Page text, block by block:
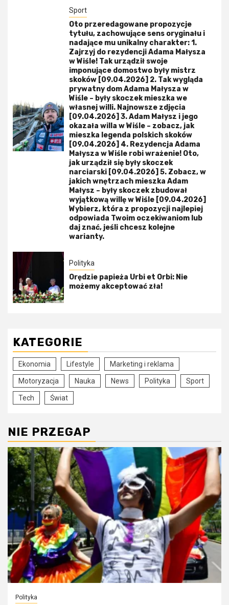
Sport
Oto przeredagowane propozycje
tytułu, zachowujące sens oryginału i
nadające mu unikalny charakter: 1.
Zajrzyj do rezydencji Adama Małysza
w Wiśle! Tak urządził swoje
imponujące domostwo były mistrz
skoków [09.04.2026] 2. Tak wygląda
prywatny dom Adama Małysza w
Wiśle – były skoczek mieszka we
własnej willi. Najnowsze zdjęcia
[09.04.2026] 3. Adam Małysz i jego
okazała willa w Wiśle – zobacz, jak
mieszka legenda polskich skoków
[09.04.2026] 4. Rezydencja Adama
Małysza w Wiśle robi wrażenie! Oto,
jak urządził się były skoczek
narciarski [09.04.2026] 5. Zobacz, w
jakich wnętrzach mieszka Adam
Małysz – były skoczek zbudował
wyjątkową willę w Wiśle [09.04.2026]
Wybierz, która z propozycji najlepiej
odpowiada Twoim oczekiwaniom lub
daj znać, jeśli chcesz kolejne
warianty.
Polityka
Orędzie papieża Urbi et Orbi: Nie
możemy akceptować zła!
KATEGORIE
Ekonomia Lifestyle Marketing i reklama
Motoryzacja Nauka News Polityka Sport
Tech Świat
NIE PRZEGAP
Polityka